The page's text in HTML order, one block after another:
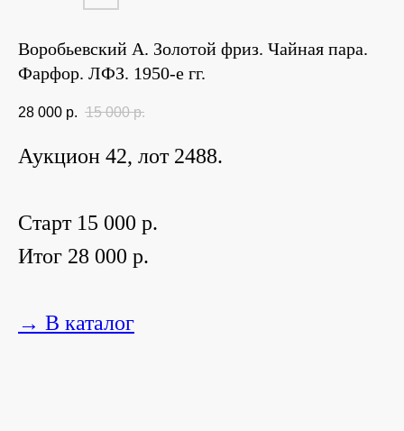
Воробьевский А. Золотой фриз. Чайная пара.
Фарфор. ЛФЗ. 1950-е гг.
28 000 р. 15 000 р.
Аукцион 42, лот 2488.
Старт 15 000 р.
Итог 28 000 р.
→ В каталог